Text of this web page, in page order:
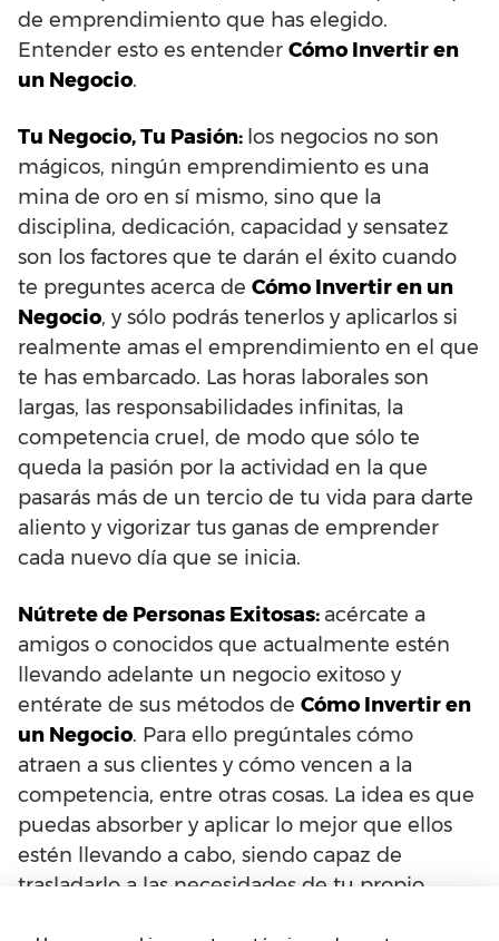
de emprendimiento que has elegido.
Entender esto es entender Cómo Invertir en
un Negocio.
Tu Negocio, Tu Pasión: los negocios no son
mágicos, ningún emprendimiento es una
mina de oro en sí mismo, sino que la
disciplina, dedicación, capacidad y sensatez
son los factores que te darán el éxito cuando
te preguntes acerca de Cómo Invertir en un
Negocio, y sólo podrás tenerlos y aplicarlos si
realmente amas el emprendimiento en el que
te has embarcado. Las horas laborales son
largas, las responsabilidades infinitas, la
competencia cruel, de modo que sólo te
queda la pasión por la actividad en la que
pasarás más de un tercio de tu vida para darte
aliento y vigorizar tus ganas de emprender
cada nuevo día que se inicia.
Nútrete de Personas Exitosas: acércate a
amigos o conocidos que actualmente estén
llevando adelante un negocio exitoso y
entérate de sus métodos de Cómo Invertir en
un Negocio. Para ello pregúntales cómo
atraen a sus clientes y cómo vencen a la
competencia, entre otras cosas. La idea es que
puedas absorber y aplicar lo mejor que ellos
estén llevando a cabo, siendo capaz de
trasladarlo a las necesidades de tu propio